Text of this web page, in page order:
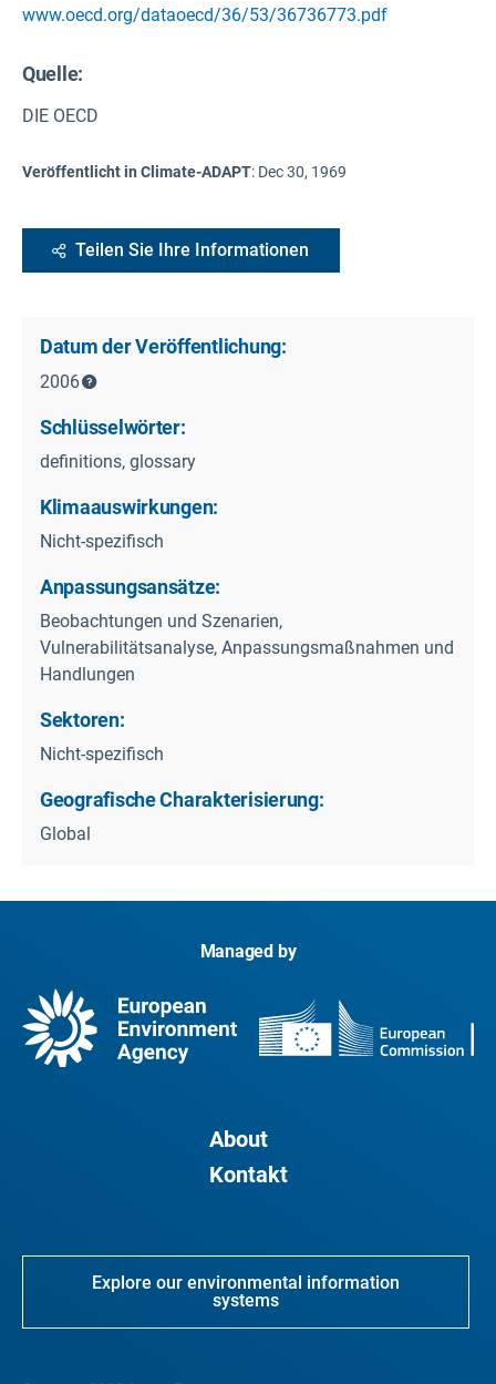
www.oecd.org/dataoecd/36/53/36736773.pdf
Quelle:
DIE OECD
Veröffentlicht in Climate-ADAPT: Dec 30, 1969
Teilen Sie Ihre Informationen
Datum der Veröffentlichung:
2006
Schlüsselwörter:
definitions, glossary
Klimaauswirkungen:
Nicht-spezifisch
Anpassungsansätze:
Beobachtungen und Szenarien,
Vulnerabilitätsanalyse, Anpassungsmaßnahmen und
Handlungen
Sektoren:
Nicht-spezifisch
Geografische Charakterisierung:
Global
Managed by
About
Kontakt
Explore our environmental information
systems